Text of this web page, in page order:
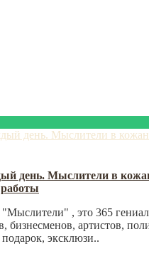
день. Мыслители в
, это 365
бизнесменов, артистов,
эксклюзи..